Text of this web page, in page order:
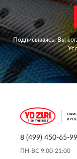
Подписываясь, Вы
8 (499) 450-65-99
ПН-ВС 9:00-21:00